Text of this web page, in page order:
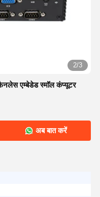
2/3
एम्बेडेड स्मॉल कंप्यूटर
अब बात करें